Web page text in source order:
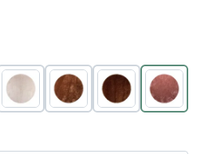
Beige Braun Braun
Rosa